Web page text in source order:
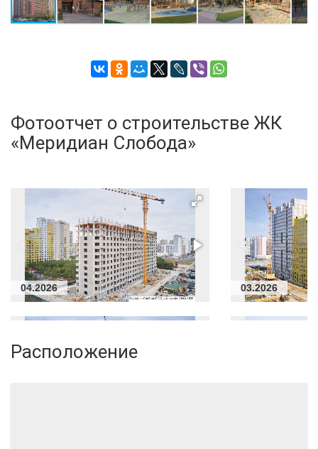
Фотоотчет о строительстве ЖК
«Меридиан Слобода»
04.2026 03.2026
Расположение